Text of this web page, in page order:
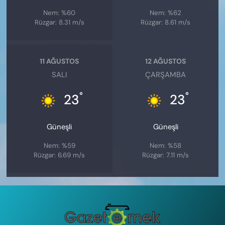
Nem: %60
Rüzgar: 8.31 m/s
Nem: %62
Rüzgar: 8.61 m/s
11 AĞUSTOS
SALI
23°
Güneşli
Nem: %59
Rüzgar: 6.69 m/s
12 AĞUSTOS
ÇARŞAMBA
23°
Güneşli
Nem: %58
Rüzgar: 7.11 m/s